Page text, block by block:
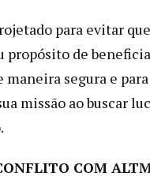
para evitar
propósito de
maneira segura e
missão ao buscar
COM